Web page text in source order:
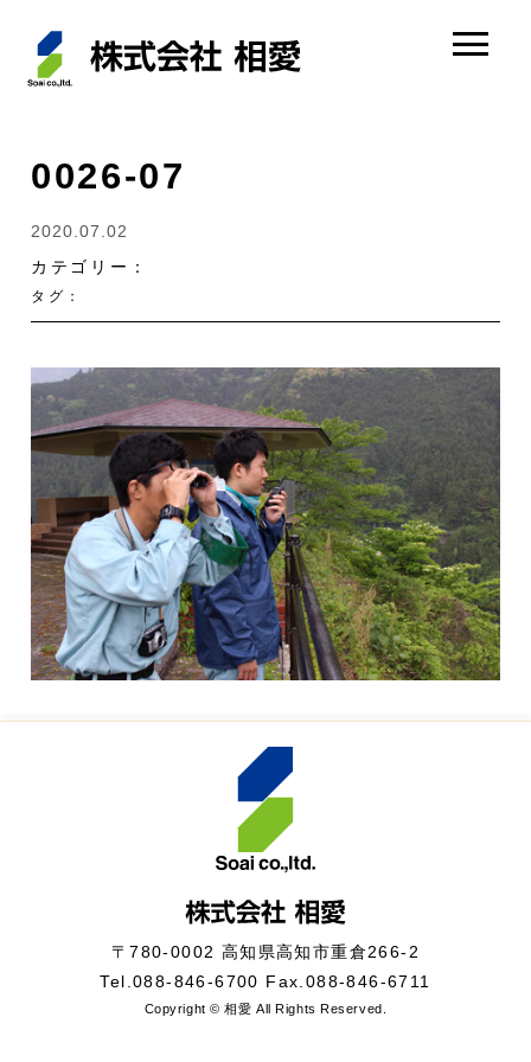
0026-07
2020.07.02
カテゴリー：
タグ：
〒780-0002 高知県高知市重倉266-2
Tel.088-846-6700 Fax.088-846-6711
Copyright © 相愛 All Rights Reserved.